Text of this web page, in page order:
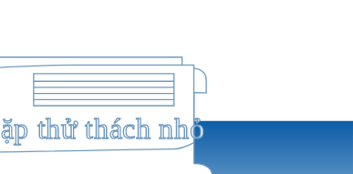
thử thách nhỏ